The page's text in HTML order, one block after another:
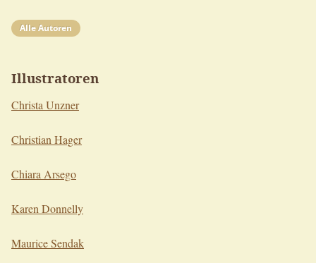
Alle Autoren
Illustratoren
Christa Unzner
Christian Hager
Chiara Arsego
Karen Donnelly
Maurice Sendak